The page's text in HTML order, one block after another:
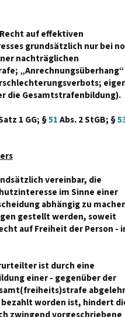
auf effektiven
grundsätzlich nur bei
nachträglichen
„Anrechnungsüberhang“
die Gesamtstrafenbildung).
1 GG; §51Abs. 2 StGB; §
vereinbar, die
im Sinne einer
abhängig zu
gestellt werden, soweit
auf Freiheit der Person -
ist durch eine
einer - gegenüber der
worden ist, hindert